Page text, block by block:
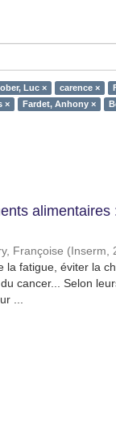
Luc × carence ×
× Fardet, Anhony ×
Françoise (Inserm,
la fatigue, éviter la
cancer... Selon
...